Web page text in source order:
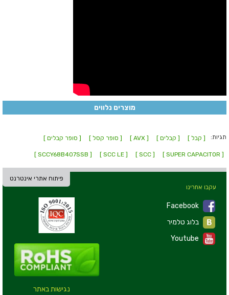
מוצרים נלווים
תגיות: [ קבל ] [ קבלים ] [ AVX ] [ סופר קסל ] [ סופר קבלים ]
[ SUPER CAPACITOR ]
[ SCC ]
[ SCC LE ]
[ SCCY68B407SSB ]
פיתוח אתרי אינטרנט
נגישות באתר
עקבו אחרינו
Facebook
Youtube